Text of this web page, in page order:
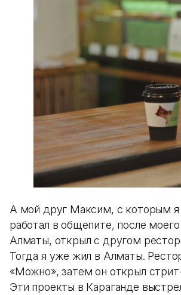
А мой друг Максим, с которым я
работал в общепите, после
Алматы, открыл с другом
Тогда я уже жил в Алматы.
«Можно», затем он открыл
Эти проекты в Караганде